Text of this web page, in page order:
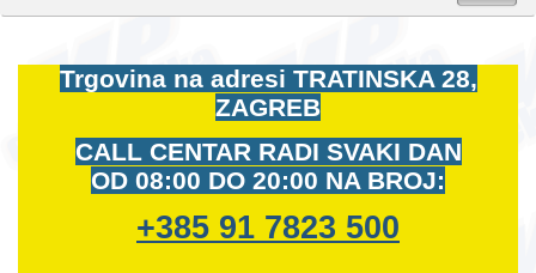
Trgovina na adresi TRATINSKA 28,
ZAGREB
CALL CENTAR RADI SVAKI DAN
OD 08:00 DO 20:00 NA BROJ:
+385 91 7823 500